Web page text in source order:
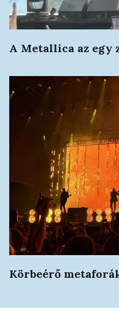
A Metallica az egy
Körbeérő